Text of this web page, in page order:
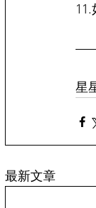
星
最新文章